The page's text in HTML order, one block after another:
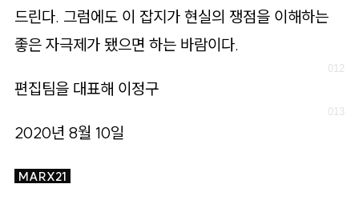
드린다. 그럼에도 이 잡지가 현실의 쟁점을 이해하는
좋은 자극제가 됐으면 하는 바람이다.
편집팀을 대표해 이정구
2020년 8월 10일
MARX21